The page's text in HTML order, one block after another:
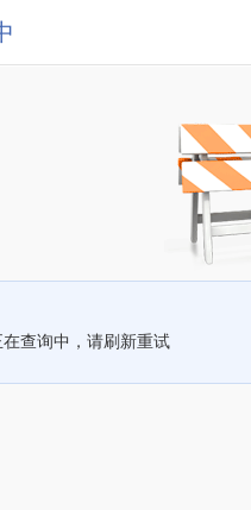
在查询中，请刷新重试